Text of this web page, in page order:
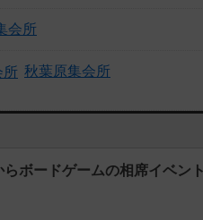
会所
秋葉原集会所
ボードゲームの相席イベン